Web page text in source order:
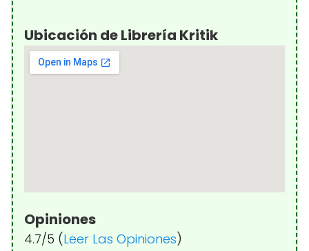
Ubicación de Librería Kritik
Opiniones
4.7/5 (Leer Las Opiniones)